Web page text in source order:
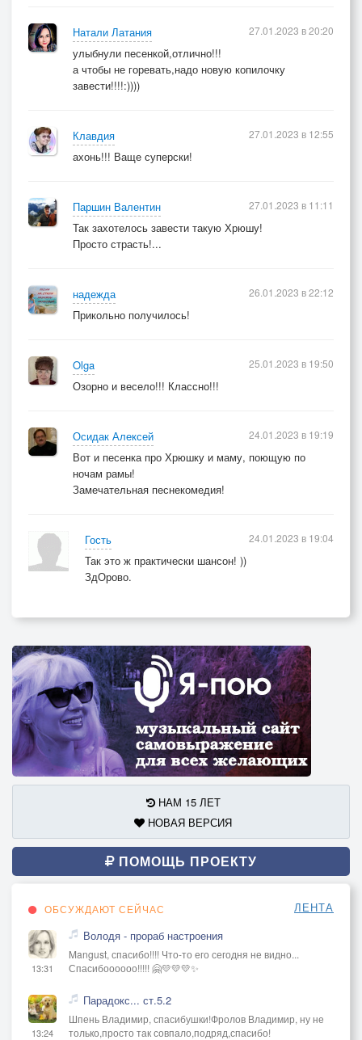
Натали Латания
улыбнули песенкой,отлично!!!
а чтобы не горевать,надо новую копилочку
завести!!!!:))))
27.01.2023 в 20:20
Клавдия
ахонь!!! Ваще суперски!
27.01.2023 в 12:55
Паршин Валентин
Так захотелось завести такую Хрюшу!
Просто страсть!...
27.01.2023 в 11:11
надежда
Прикольно получилось!
26.01.2023 в 22:12
Olga
Озорно и весело!!! Классно!!!
25.01.2023 в 19:50
Осидак Алексей
Вот и песенка про Хрюшку и маму, поющую по
ночам рамы!
Замечательная песнекомедия!
24.01.2023 в 19:19
Гость
Так это ж практически шансон! ))
ЗдОрово.
24.01.2023 в 19:04
НАМ 15 ЛЕТ
НОВАЯ ВЕРСИЯ
ПОМОЩЬ ПРОЕКТУ
ОБСУЖДАЮТ СЕЙЧАС ЛЕНТА
13:31
Володя - прораб настроения
Mangust, спасибо!!!! Что-то его сегодня не видно...
Спасибоооооо!!!!! 🤗💛💛💛✨
13:24
Парадокс... ст.5.2
Шпень Владимир, спасибушки!Фролов Владимир, ну не
только,просто так совпало,подряд,спасибо!